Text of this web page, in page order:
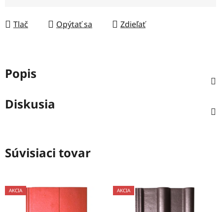
Tlač
Opýtať sa Zdieľať
Popis
Diskusia
Súvisiaci tovar
AKCIA AKCIA